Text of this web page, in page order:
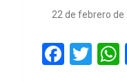
22 de febrero de
F
T